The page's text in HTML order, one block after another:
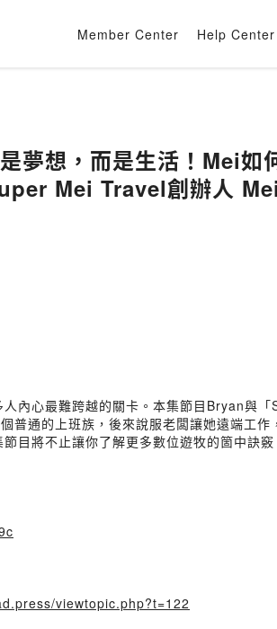
Member Center Help Center
夢想，而是生活！Mei如
Mei Travel創辦人
內心最難跨越的關卡。本集節目Bryan與
通的上班族，後來說服老闆讓她遠端工
目將不止讓你了解更多數位遊牧的箇中訣
viewtopic.php?t=122